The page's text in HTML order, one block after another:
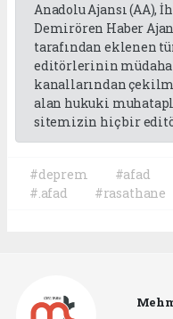
Anadolu Ajansı (AA),
Demirören Haber
tarafından eklenen
editörlerinin
kanallarından
alan hukuki
sitemizin hiç bir
#deprem #afad
#.afad
#rasathane